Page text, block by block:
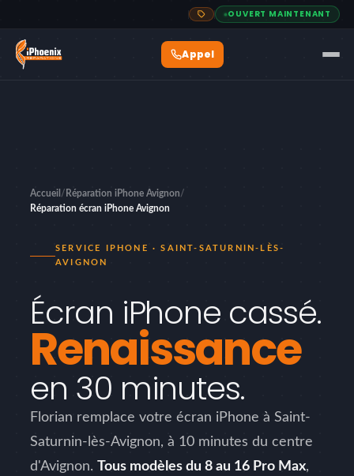
OUVERT MAINTENANT
Accueil / Réparation iPhone Avignon/
Réparation écran iPhone Avignon
SERVICE IPHONE · SAINT-SATURNIN-LÈS-
AVIGNON
Écran iPhone cassé.
Renaissance
en 30 minutes.
Florian remplace votre écran iPhone à Saint-
Saturnin-lès-Avignon, à 10 minutes du centre
d'Avignon. Tous modèles du 8 au 16 Pro Max,